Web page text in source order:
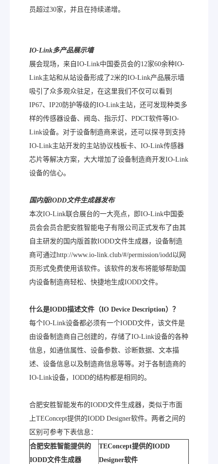
员超过30家，并且在持续递增。
IO-Link多产品展示墙
展会现场，来自IO-Link中国委员会的12家60余种IO-
Link主站和从站设备形成了2米的IO-Link产品展示墙
吸引了众多观众驻足，在这里我们不仅可以看到
IP67、IP20防护等级的IO-Link主站，还可发现种类多
样的传感器设备、阀岛、指示灯、PDCT软件等IO-
Link设备。对于设备制造商来说，还可以探寻到支持
IO-Link主站开发的主站协议栈板卡、IO-Link传感器
芯片等解决方案，大大增加了设备制造商开发IO-Link
设备的信心。
国内版IODD文件生成器发布
本次IO-Link联合展台的一大亮点，即IO-Link中国委
员会会员合肥安胜智能电子有限公司正式发布了由其
自主研发的国内版首款IODD文件生成器，设备制造
商可通过http://www.io-link.club/#/permission/iodd以网
页形式免费使用该软件。该软件的发布将能够帮助国
内设备制造商轻松、快捷地生成IODD文件。
什么是IODD描述文件（IO Device Description）？
每个IO-Link设备都必须有一个IODD文件，该文件是
由设备制造商自己创建的，存储了IO-Link设备的各种
信息，如通信属性、设备参数、诊断数据、文本描
述、设备信息以及制造商信息等等。对于各制造商的
IO-Link设备，IODD的结构都是相同的。
合肥安胜智能发布的IODD文件生成器，类似于市面
上TEConcept提供的IODD Designer软件。两者之间的
区别可参考下表信息：
合肥安胜智能提供的
IODD文件生成器
TEConcept提供的IODD
Designer软件